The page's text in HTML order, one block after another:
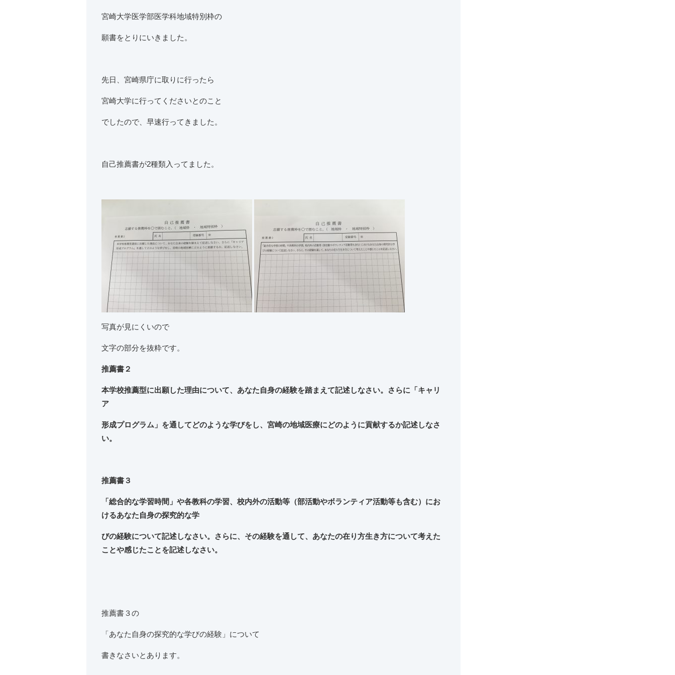
宮崎大学医学部医学科地域特別枠の
願書をとりにいきました。
先日、宮崎県庁に取りに行ったら
宮崎大学に行ってくださいとのこと
でしたので、早速行ってきました。
自己推薦書が2種類入ってました。
写真が見にくいので
文字の部分を抜粋です。
推薦書２
本学校推薦型に出願した理由について、あなた自身の経験を踏まえて記述しなさい。さらに「キャリ
ア
形成プログラム」を通してどのような学びをし、宮崎の地域医療にどのように貢献するか記述しなさ
い。
推薦書３
「総合的な学習時間」や各教科の学習、校内外の活動等（部活動やボランティア活動等も含む）にお
けるあなた自身の探究的な学
びの経験について記述しなさい。さらに、その経験を通して、あなたの在り方生き方について考えた
ことや感じたことを記述しなさい。
推薦書３の
「あなた自身の探究的な学びの経験」について
書きなさいとあります。